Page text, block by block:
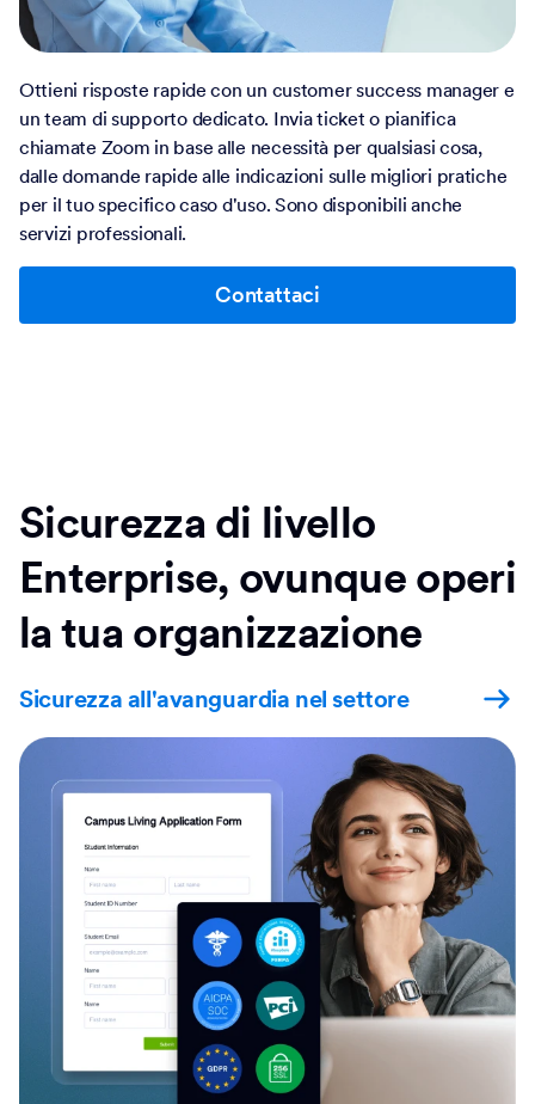
Ottieni risposte rapide con un customer success manager e
un team di supporto dedicato. Invia ticket o pianifica
chiamate Zoom in base alle necessità per qualsiasi cosa,
dalle domande rapide alle indicazioni sulle migliori pratiche
per il tuo specifico caso d'uso. Sono disponibili anche
servizi professionali.
Contattaci
Sicurezza di livello
Enterprise, ovunque operi
la tua organizzazione
Sicurezza all'avanguardia nel settore